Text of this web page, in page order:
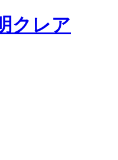
クレア